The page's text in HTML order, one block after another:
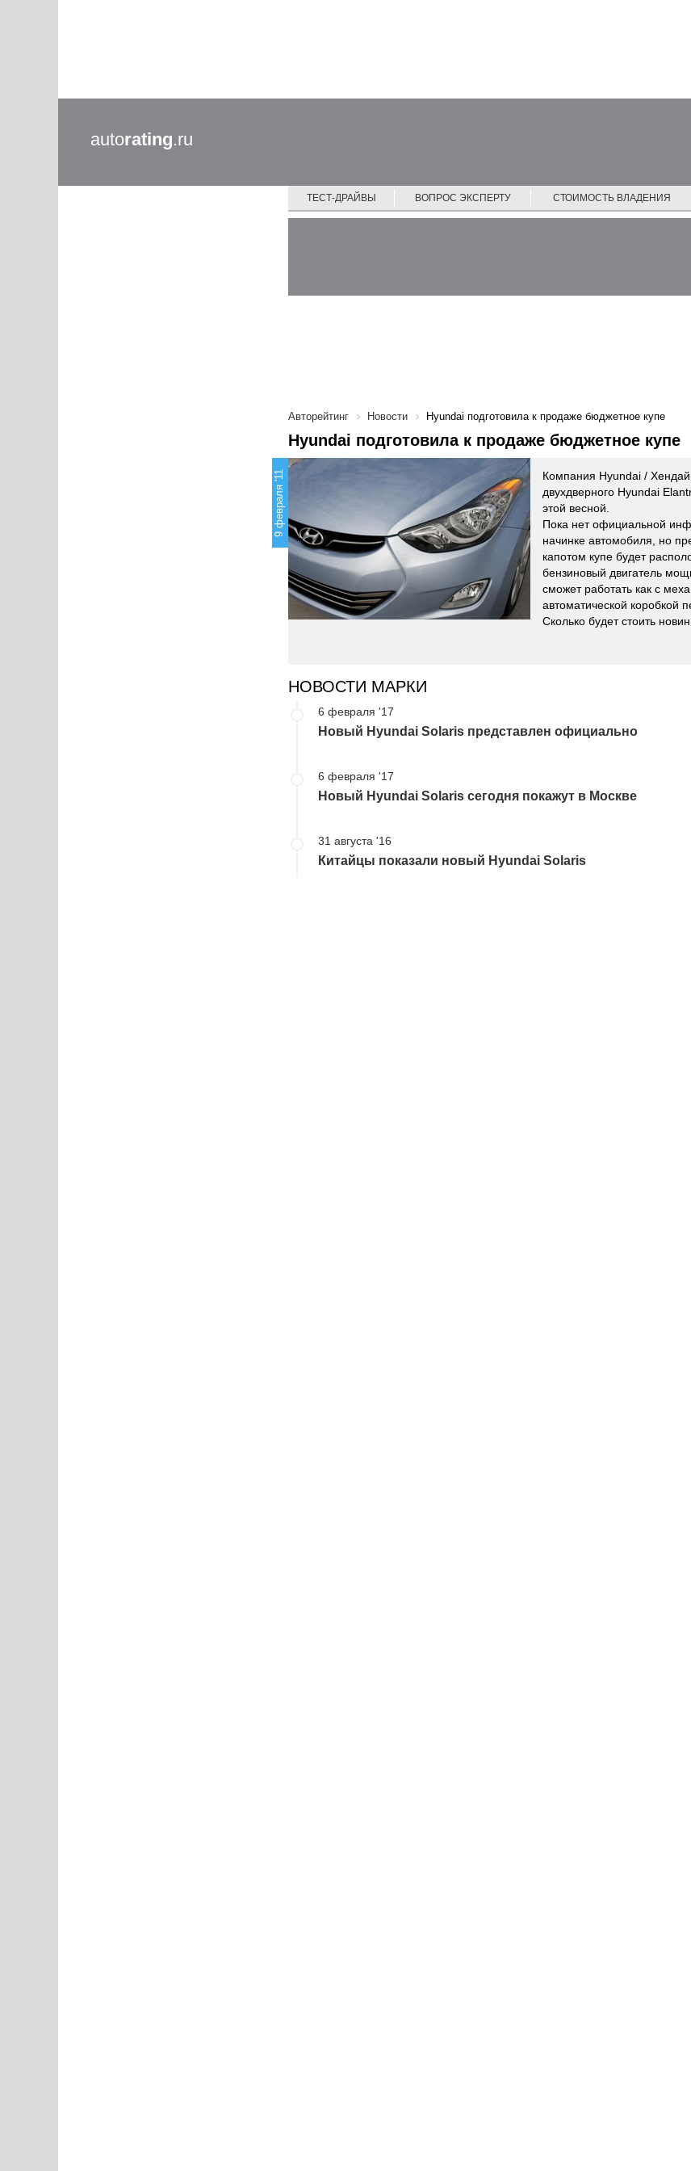
autorating.ru
ТЕСТ-ДРАЙВЫ ВОПРОС ЭКСПЕРТУ СТОИМОСТЬ ВЛАДЕНИЯ
Авторейтинг Новости Hyundai подготовила к продаже бюджетное купе
Hyundai подготовила к продаже бюджетное купе
9 февраля '11
Компания Hyundai /
двухдверного Hyundai
этой весной.
Пока нет официальной
начинке автомобиля, но
капотом купе будет
бензиновый двигатель
сможет работать как с
автоматической коробкой
Сколько будет стоить
НОВОСТИ МАРКИ
6 февраля '17
Новый Hyundai Solaris представлен официально
6 февраля '17
Новый Hyundai Solaris сегодня покажут в Москве
31 августа '16
Китайцы показали новый Hyundai Solaris